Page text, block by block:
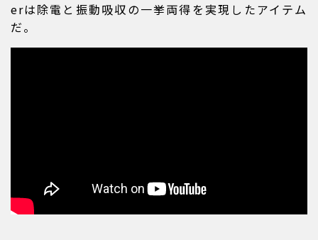
erは除電と振動吸収の一挙両得を実現したアイテム
だ。